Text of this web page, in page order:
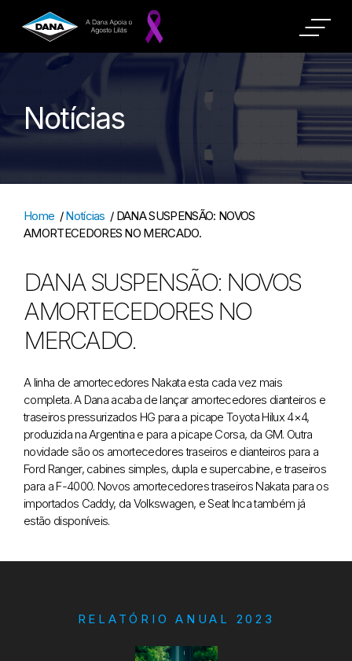
Notícias
Home /Notícias / DANA SUSPENSÃO: NOVOS
AMORTECEDORES NO MERCADO.
DANA SUSPENSÃO: NOVOS
AMORTECEDORES NO
MERCADO.
A linha de amortecedores Nakata esta cada vez mais
completa. A Dana acaba de lançar amortecedores dianteiros e
traseiros pressurizados HG para a picape Toyota Hilux 4×4,
produzida na Argentina e para a picape Corsa, da GM. Outra
novidade são os amortecedores traseiros e dianteiros para a
Ford Ranger, cabines simples, dupla e supercabine, etraseiros
para a F-4000. Novos amortecedores traseiros Nakata para os
importados Caddy, da Volkswagen, e Seat Inca também já
estão disponíveis.
RELATÓRIO ANUAL 2023